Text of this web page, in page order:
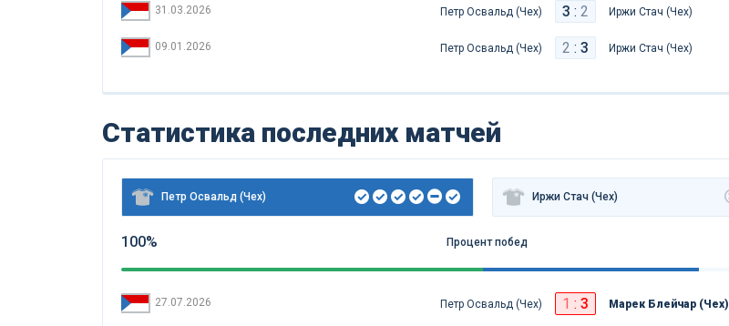
31.03.2026 Петр Освальд (Чех) 3 : 2 Иржи Стач (Чех)
09.01.2026 Петр Освальд (Чех) 2 : 3 Иржи Стач (Чех)
Статистика последних матчей
Петр Освальд (Чех) Иржи Стач (Чех)
100% Процент побед
27.07.2026 Петр Освальд (Чех) 1 : 3 Марек Блейчар (Чех)